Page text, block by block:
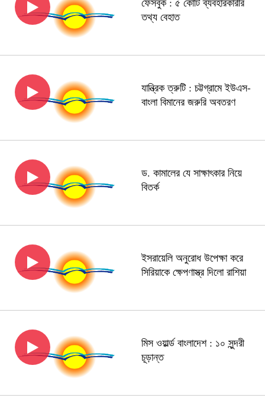
তথ্য বেহাত
যান্ত্রিক ত্রুটি : চট্টগ্রামে ইউএস-
বাংলা বিমানের জরুরি অবতরণ
ড. কামালের যে সাক্ষাৎকার নিয়ে
বিতর্ক
ইসরায়েলি অনুরোধ উপেক্ষা করে
সিরিয়াকে ক্ষেপণাস্ত্র দিলো রাশিয়া
মিস ওয়ার্ল্ড বাংলাদেশ : ১০ সুন্দরী
চূড়ান্ত